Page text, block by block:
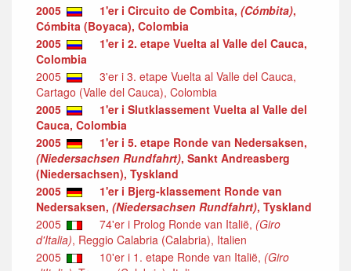
2005 1'er i Circuito de Combita, (Cómbita),
Cómbita (Boyaca), Colombia
2005
1'er i 2. etape Vuelta al Valle del Cauca,
Colombia
2005
3'er i 3. etape Vuelta al Valle del Cauca,
Cartago (Valle del Cauca), Colombia
2005
1'er i Slutklassement Vuelta al Valle del
Cauca, Colombia
2005
1'er i 5. etape Ronde van Nedersaksen,
(Niedersachsen Rundfahrt), Sankt Andreasberg
(Niedersachsen), Tyskland
2005
1'er i Bjerg-klassement Ronde van
Nedersaksen, (Niedersachsen Rundfahrt), Tyskland
2005
74'er i Prolog Ronde van Italië, (Giro
d'Italia), Reggio Calabria (Calabria), Italien
2005
10'er i 1. etape Ronde van Italië, (Giro